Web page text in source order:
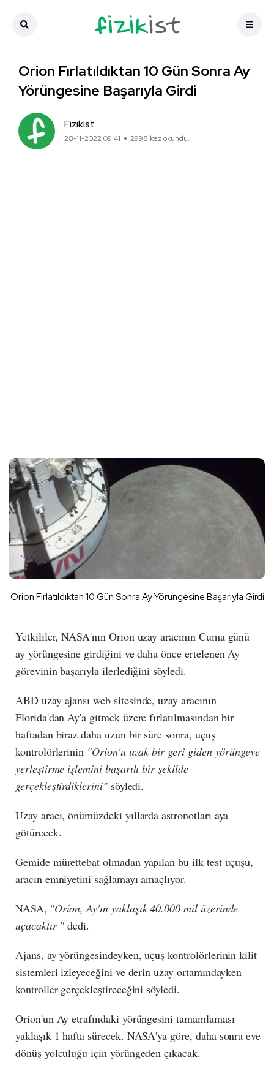
Orion Fırlatıldıktan 10 Gün Sonra Ay
Yörüngesine Başarıyla Girdi
Fizikist
28-11-2022 09:41 2998 kez okundu.
Orion Fırlatıldıktan 10 Gün Sonra Ay Yörüngesine Başarıyla Girdi
Yetkililer, NASA'nın Orion uzay aracının Cuma günü
ay yörüngesine girdiğini ve daha önce ertelenen Ay
görevinin başarıyla ilerlediğini söyledi.
ABD uzay ajansı web sitesinde, uzay aracının
Florida'dan Ay'a gitmek üzere fırlatılmasından bir
haftadan biraz daha uzun bir süre sonra, uçuş
kontrolörlerinin "Orion'u uzak bir geri giden yörüngeye
yerleştirme işlemini başarılı bir şekilde
gerçekleştirdiklerini" söyledi.
Uzay aracı, önümüzdeki yıllarda astronotları aya
götürecek.
Gemide mürettebat olmadan yapılan bu ilk test uçuşu,
aracın emniyetini sağlamayı amaçlıyor.
NASA, "Orion, Ay'ın yaklaşık 40.000 mil üzerinde
uçacaktır " dedi.
Ajans, ay yörüngesindeyken, uçuş kontrolörlerinin kilit
sistemleri izleyeceğini ve derin uzay ortamındayken
kontroller gerçekleştireceğini söyledi.
Orion'un Ay etrafındaki yörüngesini tamamlaması
yaklaşık 1 hafta sürecek. NASA'ya göre, daha sonra eve
dönüş yolculuğu için yörüngeden çıkacak.